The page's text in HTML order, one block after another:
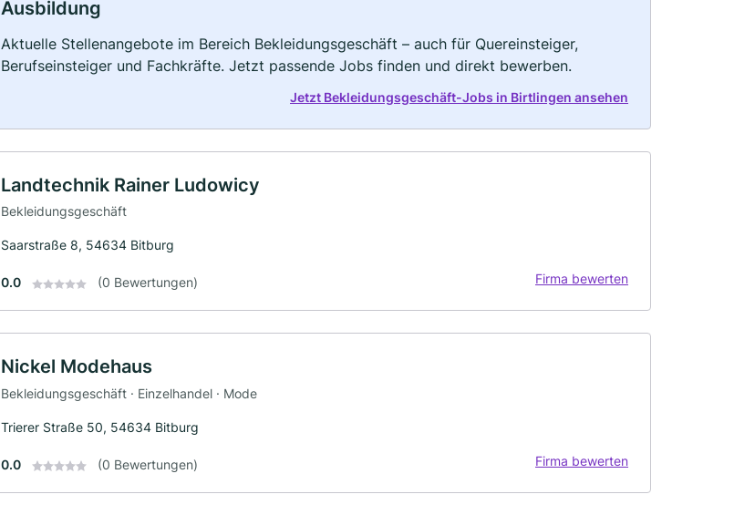
Ausbildung
Aktuelle Stellenangebote im Bereich Bekleidungsgeschäft – auch für Quereinsteiger,
Berufseinsteiger und Fachkräfte. Jetzt passende Jobs finden und direkt bewerben.
Jetzt Bekleidungsgeschäft-Jobs in Birtlingen ansehen
Landtechnik Rainer Ludowicy
Bekleidungsgeschäft
Saarstraße 8, 54634 Bitburg
0.0 (0 Bewertungen) Firma bewerten
Nickel Modehaus
Bekleidungsgeschäft · Einzelhandel · Mode
Trierer Straße 50, 54634 Bitburg
0.0 (0 Bewertungen) Firma bewerten